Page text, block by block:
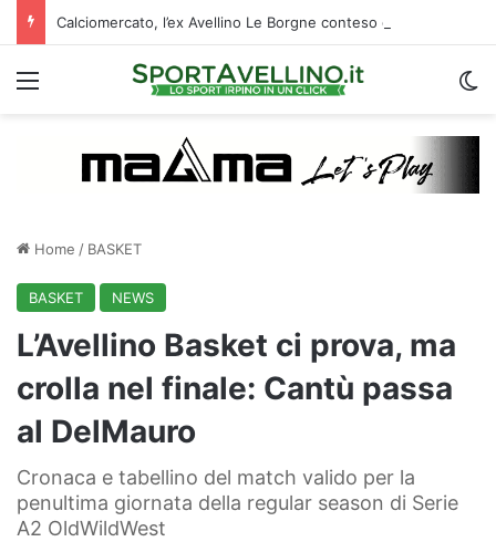
Menu
Home / BASKET
BASKET NEWS
L’Avellino Basket ci prova, ma
crolla nel finale: Cantù passa
al DelMauro
Cronaca e tabellino del match valido per la
penultima giornata della regular season di Serie
A2 OldWildWest